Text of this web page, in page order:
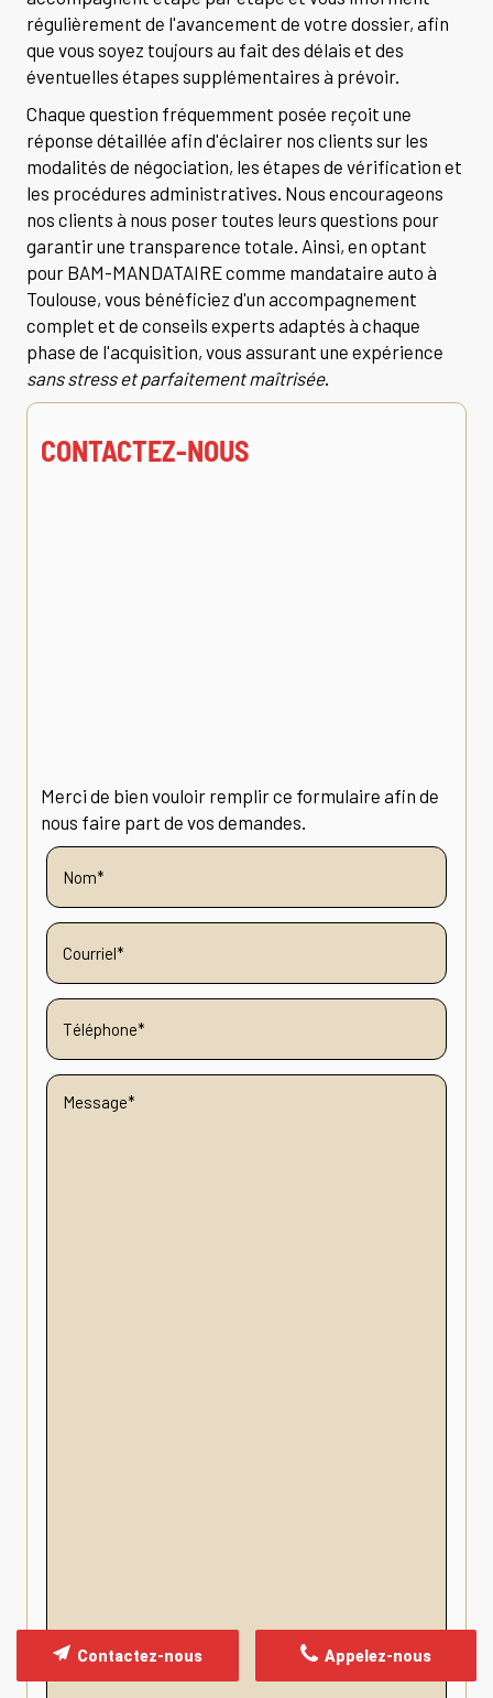
régulièrement de l'avancement de votre dossier, afin
que vous soyez toujours au fait des délais et des
éventuelles étapes supplémentaires à prévoir.
Chaque question fréquemment posée reçoit une
réponse détaillée afin d'éclairer nos clients sur les
modalités de négociation, les étapes de vérification et
les procédures administratives. Nous encourageons
nos clients à nous poser toutes leurs questions pour
garantir une transparence totale. Ainsi, en optant
pour BAM-MANDATAIRE comme mandataire auto à
Toulouse, vous bénéficiez d'un accompagnement
complet et de conseils experts adaptés à chaque
phase de l'acquisition, vous assurant une expérience
sans stress et parfaitement maîtrisée.
CONTACTEZ-NOUS
Merci de bien vouloir remplir ce formulaire afin de
nous faire part de vos demandes.
Appelez-nous
Contactez-nous